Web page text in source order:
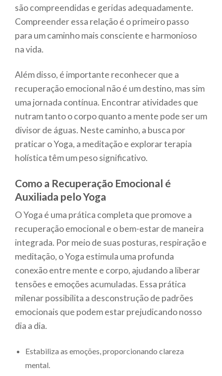
são compreendidas e geridas adequadamente.
Compreender essa relação é o primeiro passo
para um caminho mais consciente e harmonioso
na vida.
Além disso, é importante reconhecer que a
recuperação emocional não é um destino, mas sim
uma jornada contínua. Encontrar atividades que
nutram tanto o corpo quanto a mente pode ser um
divisor de águas. Neste caminho, a busca por
praticar o Yoga, a meditação e explorar terapia
holística têm um peso significativo.
Como a Recuperação Emocional é
Auxiliada pelo Yoga
O Yoga é uma prática completa que promove a
recuperação emocional e o bem-estar de maneira
integrada. Por meio de suas posturas, respiração e
meditação, o Yoga estimula uma profunda
conexão entre mente e corpo, ajudando a liberar
tensões e emoções acumuladas. Essa prática
milenar possibilita a desconstrução de padrões
emocionais que podem estar prejudicando nosso
dia a dia.
Estabiliza as emoções, proporcionando clareza
mental.